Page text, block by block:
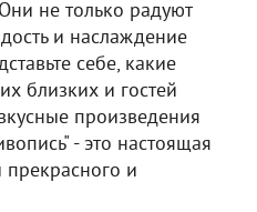
не только радуют
и наслаждение
себе, какие
близких и гостей
произведения
- это настоящая
и